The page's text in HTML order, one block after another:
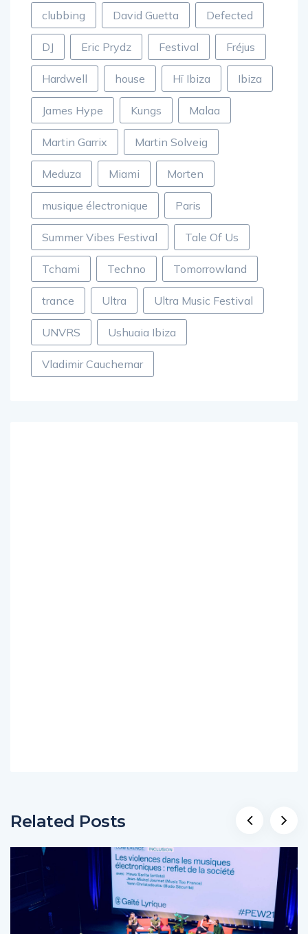
clubbing David Guetta Defected
DJ Eric Prydz Festival Fréjus
Hardwell house Hï Ibiza Ibiza
James Hype Kungs Malaa
Martin Garrix Martin Solveig
Meduza Miami Morten
musique électronique Paris
Summer Vibes Festival Tale Of Us
Tchami Techno Tomorrowland
trance Ultra Ultra Music Festival
UNVRS Ushuaia Ibiza
Vladimir Cauchemar
Related Posts